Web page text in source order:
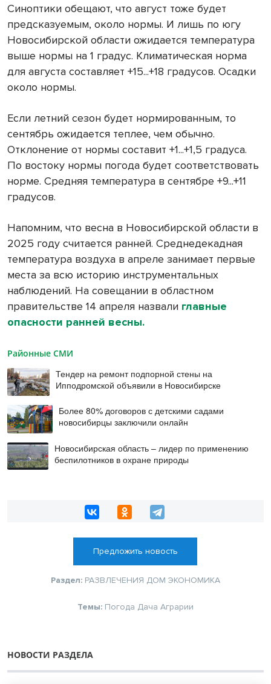
Синоптики обещают, что август тоже будет
предсказуемым, около нормы. И лишь по югу
Новосибирской области ожидается температура
выше нормы на 1 градус. Климатическая норма
для августа составляет +15...+18 градусов. Осадки
около нормы.
Если летний сезон будет нормированным, то
сентябрь ожидается теплее, чем обычно.
Отклонение от нормы составит +1...+1,5 градуса.
По востоку нормы погода будет соответствовать
норме. Средняя температура в сентябре +9...+11
градусов.
Напомним, что весна в Новосибирской области в
2025 году считается ранней. Среднедекадная
температура воздуха в апреле занимает первые
места за всю историю инструментальных
наблюдений. На совещании в областном
правительстве 14 апреля назвали главные
опасности ранней весны.
Районные СМИ
Тендер на ремонт подпорной стены на
Ипподромской объявили в Новосибирске
Более 80% договоров с детскими садами
новосибирцы заключили онлайн
Новосибирская область – лидер по применению
беспилотников в охране природы
Предложить новость
Раздел: РАЗВЛЕЧЕНИЯ ДОМ ЭКОНОМИКА
Темы: Погода Дача Аграрии
НОВОСТИ РАЗДЕЛА